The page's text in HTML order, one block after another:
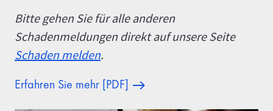
Bitte gehen Sie für alle anderen
Schadenmeldungen direkt auf unsere Seite
Schaden melden.
Erfahren Sie mehr [PDF]